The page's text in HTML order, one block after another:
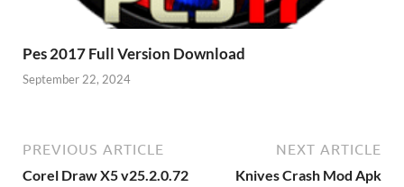
Pes 2017 Full Version Download
September 22, 2024
PREVIOUS ARTICLE
Corel Draw X5 v25.2.0.72
NEXT ARTICLE
Knives Crash Mod Apk